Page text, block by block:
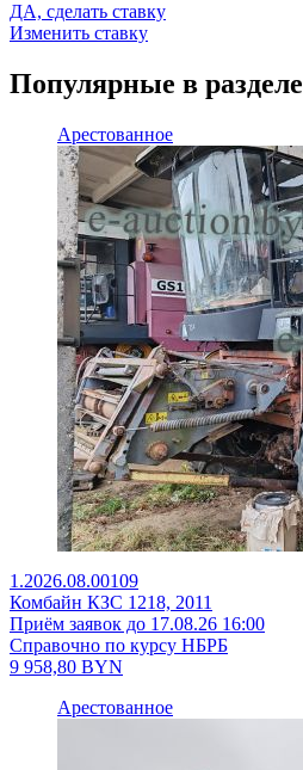
ДА, сделать ставку
Изменить ставку
Популярные в разделе
Арестованное
1.2026.08.00109
Комбайн КЗС 1218, 2011
Приём заявок до 17.08.26 16:00
Справочно по курсу НБРБ
9 958,80 BYN
Арестованное